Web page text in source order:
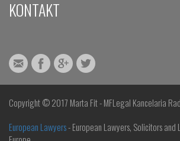
KONTAKT
Copyright © 2017 Marta Fit - MFLegal Kancelaria
European Lawyers- European Lawyers, Solicitors and